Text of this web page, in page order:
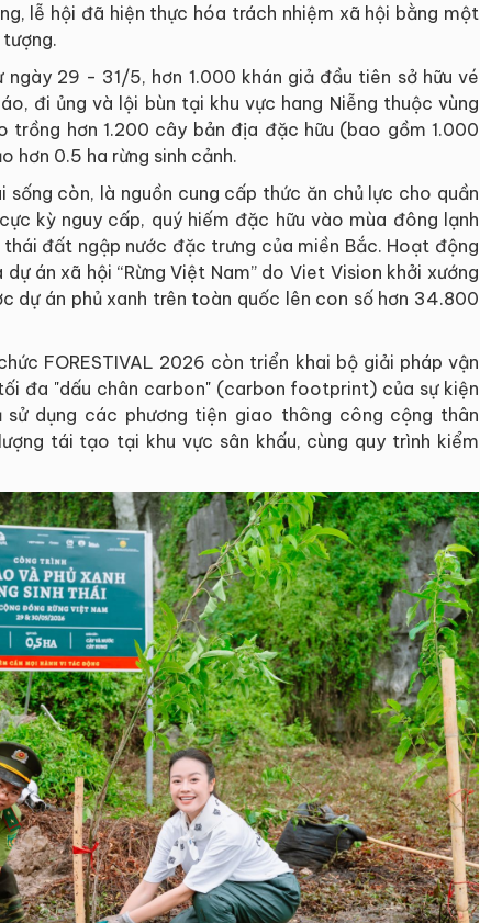
lễ hội đã hiện thực hóa trách nhiệm xã hội bằng một
29 - 31/5, hơn 1.000 khán giả đầu tiên sở hữu vé
đi ủng và lội bùn tại khu vực hang Niễng thuộc vùng
trồng hơn 1.200 cây bản địa đặc hữu (bao gồm 1.000
hơn 0.5 ha rừng sinh cảnh.
còn, là nguồn cung cấp thức ăn chủ lực cho quần
kỳ nguy cấp, quý hiếm đặc hữu vào mùa đông lạnh
đất ngập nước đặc trưng của miền Bắc. Hoạt động
án xã hội “Rừng Việt Nam” do Viet Vision khởi xướng
dự án phủ xanh trên toàn quốc lên con số hơn 34.800
FORESTIVAL 2026 còn triển khai bộ giải pháp vận
đa "dấu chân carbon" (carbon footprint) của sự kiện
sử dụng các phương tiện giao thông công cộng thân
tái tạo tại khu vực sân khấu, cùng quy trình kiểm